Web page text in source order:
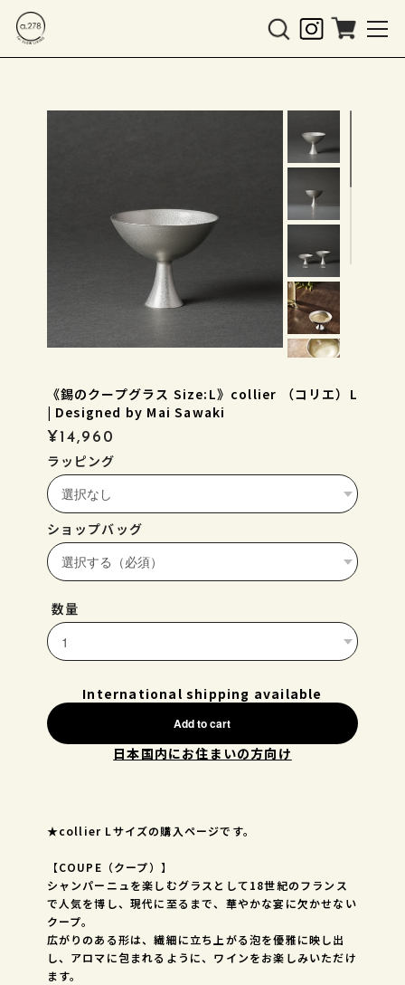
《錫のクープグラス Size:L》collier （コリエ）L
| Designed by Mai Sawaki
¥14,960
ラッピング
ショップバッグ
数量
International shipping available
Add to cart
日本国内にお住まいの方向け
★collier Lサイズの購入ページです。
【COUPE（クープ）】
シャンパーニュを楽しむグラスとして18世紀のフランス
で人気を博し、現代に至るまで、華やかな宴に欠かせない
クープ。
広がりのある形は、繊細に立ち上がる泡を優雅に映し出
し、アロマに包まれるように、ワインをお楽しみいただけ
ます。